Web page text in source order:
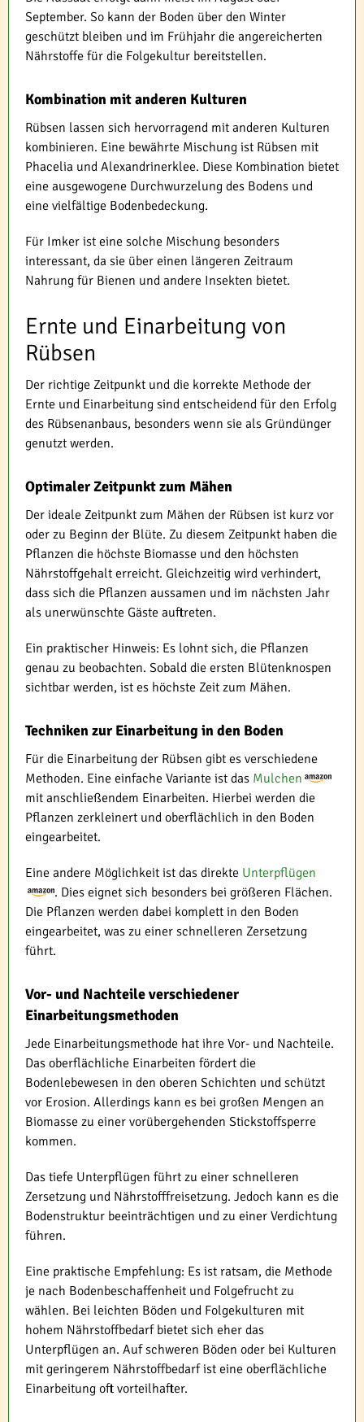
September. So kann der Boden über den Winter
geschützt bleiben und im Frühjahr die angereicherten
Nährstoffe für die Folgekultur bereitstellen.
Kombination mit anderen Kulturen
Rübsen lassen sich hervorragend mit anderen Kulturen
kombinieren. Eine bewährte Mischung ist Rübsen mit
Phacelia und Alexandrinerklee. Diese Kombination bietet
eine ausgewogene Durchwurzelung des Bodens und
eine vielfältige Bodenbedeckung.
Für Imker ist eine solche Mischung besonders
interessant, da sie über einen längeren Zeitraum
Nahrung für Bienen und andere Insekten bietet.
Ernte und Einarbeitung von
Rübsen
Der richtige Zeitpunkt und die korrekte Methode der
Ernte und Einarbeitung sind entscheidend für den Erfolg
des Rübsenanbaus, besonders wenn sie als Gründünger
genutzt werden.
Optimaler Zeitpunkt zum Mähen
Der ideale Zeitpunkt zum Mähen der Rübsen ist kurz vor
oder zu Beginn der Blüte. Zu diesem Zeitpunkt haben die
Pflanzen die höchste Biomasse und den höchsten
Nährstoffgehalt erreicht. Gleichzeitig wird verhindert,
dass sich die Pflanzen aussamen und im nächsten Jahr
als unerwünschte Gäste auftreten.
Ein praktischer Hinweis: Es lohnt sich, die Pflanzen
genau zu beobachten. Sobald die ersten Blütenknospen
sichtbar werden, ist es höchste Zeit zum Mähen.
Techniken zur Einarbeitung in den Boden
Für die Einarbeitung der Rübsen gibt es verschiedene
Methoden. Eine einfache Variante ist das Mulchen
mit anschließendem Einarbeiten. Hierbei werden die
Pflanzen zerkleinert und oberflächlich in den Boden
eingearbeitet.
Eine andere Möglichkeit ist das direkte Unterpflügen
. Dies eignet sich besonders bei größeren Flächen.
Die Pflanzen werden dabei komplett in den Boden
eingearbeitet, was zu einer schnelleren Zersetzung
führt.
Vor- und Nachteile verschiedener
Einarbeitungsmethoden
Jede Einarbeitungsmethode hat ihre Vor- und Nachteile.
Das oberflächliche Einarbeiten fördert die
Bodenlebewesen in den oberen Schichten und schützt
vor Erosion. Allerdings kann es bei großen Mengen an
Biomasse zu einer vorübergehenden Stickstoffsperre
kommen.
Das tiefe Unterpflügen führt zu einer schnelleren
Zersetzung und Nährstofffreisetzung. Jedoch kann es die
Bodenstruktur beeinträchtigen und zu einer Verdichtung
führen.
Eine praktische Empfehlung: Es ist ratsam, die Methode
je nach Bodenbeschaffenheit und Folgefrucht zu
wählen. Bei leichten Böden und Folgekulturen mit
hohem Nährstoffbedarf bietet sich eher das
Unterpflügen an. Auf schweren Böden oder bei Kulturen
mit geringerem Nährstoffbedarf ist eine oberflächliche
Einarbeitung oft vorteilhafter.